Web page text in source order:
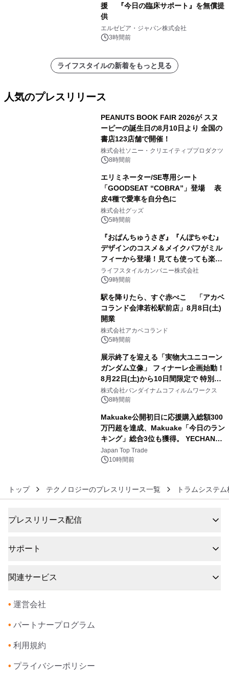
援 『今日の臨床サポート』を無償提
供
エルゼビア・ジャパン株式会社
3時間前
ライフスタイルの新着をもっと見る
人気のプレスリリース
PEANUTS BOOK FAIR 2026が スヌ
ーピーの誕生日の8月10日より 全国の
書店123店舗で開催！
株式会社ソニー・クリエイティブプロダクツ
8時間前
エリミネーター/SE専用シート
「GOODSEAT “COBRA”」登場 表
皮4種で愛車を自分色に
株式会社グッズ
5時間前
『おぱんちゅうさぎ』『んぽちゃむ』
デザインのコスメ＆メイクパフがミル
フィーから登場！見ても使っても楽し
い、ポップでキュートなコレクショ
ン。
ライフスタイルカンパニー株式会社
9時間前
駅を降りたら、すぐ赤べこ 「アカベ
コランド会津若松駅前店」8月8日(土)
開業
株式会社アカベコランド
5時間前
展示終了を迎える「実物大ユニコーン
ガンダム立像」 フィナーレ企画始動！
8月22日(土)から10日間限定で 特別映
像『UNICORN GUNDAM Statue ―
BEYOND POSSIBILITY ―』を上映！
株式会社バンダイナムコフィルムワークス
8時間前
Makuake公開初日に応援購入総額300
万円超を達成、Makuake「今日のラン
キング」総合3位も獲得。 YECHAN音
浴シンギングボウル第2弾の大型サイ
ズ（XL・2XL・3XL）を先行販売中
Japan Top Trade
10時間前
トップ テクノロジーのプレスリリース一覧 トラムシステ
プレスリリース配信
サポート
関連サービス
• 運営会社
• パートナープログラム
• 利用規約
• プライバシーポリシー